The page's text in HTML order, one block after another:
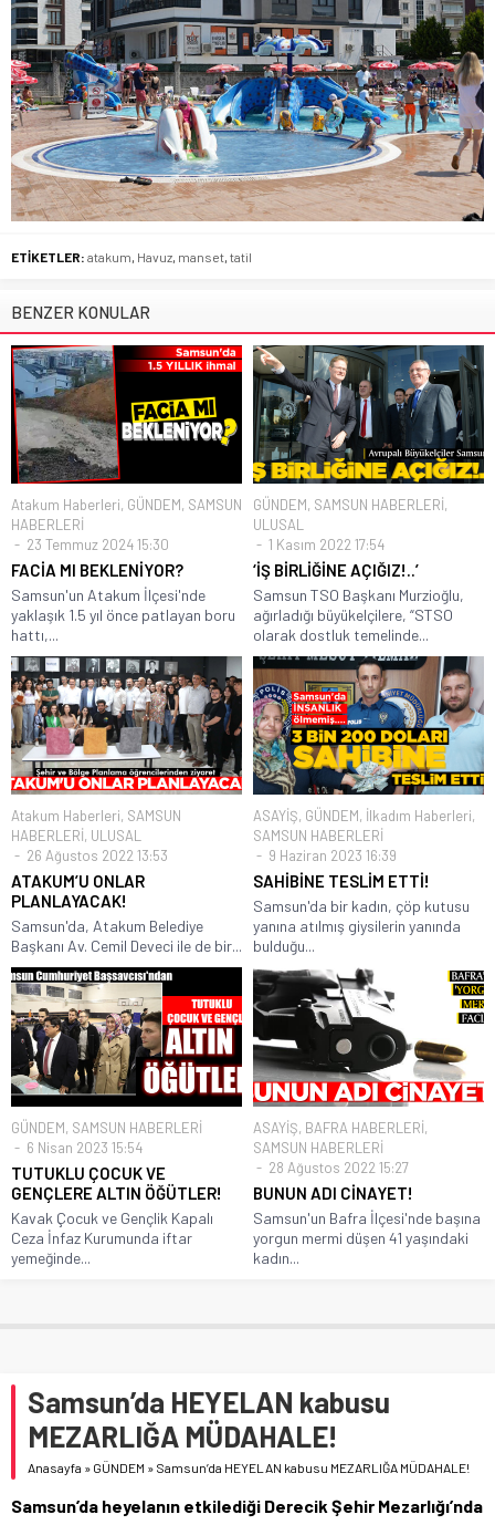
ETİKETLER: atakum Havuz manset tatil
BENZER KONULAR
Atakum Haberleri, GÜNDEM, SAMSUN
HABERLERİ
23 Temmuz 2024 15:30
FACİA MI BEKLENİYOR?
Samsun'un Atakum İlçesi'nde
yaklaşık 1.5 yıl önce patlayan boru
hattı,...
GÜNDEM, SAMSUN HABERLERİ,
ULUSAL
1 Kasım 2022 17:54
‘İŞ BİRLİĞİNE AÇIĞIZ!..’
Samsun TSO Başkanı Murzioğlu,
ağırladığı büyükelçilere, “STSO
olarak dostluk temelinde...
Atakum Haberleri, SAMSUN
HABERLERİ, ULUSAL
26 Ağustos 2022 13:53
ATAKUM’U ONLAR
PLANLAYACAK!
Samsun'da, Atakum Belediye
Başkanı Av. Cemil Deveci ile de bir...
ASAYİŞ, GÜNDEM, İlkadım Haberleri,
SAMSUN HABERLERİ
9 Haziran 2023 16:39
SAHİBİNE TESLİM ETTİ!
Samsun'da bir kadın, çöp kutusu
yanına atılmış giysilerin yanında
bulduğu...
GÜNDEM, SAMSUN HABERLERİ
6 Nisan 2023 15:54
TUTUKLU ÇOCUK VE
GENÇLERE ALTIN ÖĞÜTLER!
Kavak Çocuk ve Gençlik Kapalı
Ceza İnfaz Kurumunda iftar
yemeğinde...
ASAYİŞ, BAFRA HABERLERİ,
SAMSUN HABERLERİ
28 Ağustos 2022 15:27
BUNUN ADI CİNAYET!
Samsun'un Bafra İlçesi'nde başına
yorgun mermi düşen 41 yaşındaki
kadın...
Samsun’da HEYELAN kabusu
MEZARLIĞA MÜDAHALE!
Anasayfa » GÜNDEM » Samsun’da HEYELAN kabusu MEZARLIĞA MÜDAHALE!
Samsun’da heyelanın etkilediği Derecik Şehir Mezarlığı’nda